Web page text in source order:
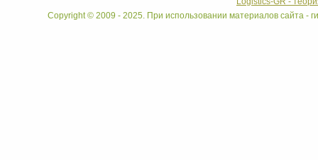
Copyright © 2009 - 2025. При использовании материалов сайта -